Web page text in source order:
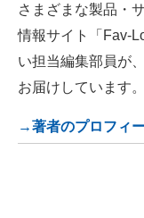
さまざまな製品・
情報サイト「Fav-
い担当編集部員が
お届けしています。
→著者のプロフィ